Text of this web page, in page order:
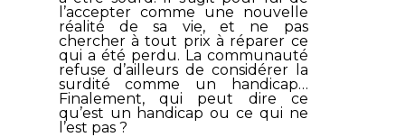
l’accepter comme une nouvelle
réalité de sa vie, et ne pas
chercher à tout prix à réparer ce
qui a été perdu. La communauté
refuse d’ailleurs de considérer la
surdité comme un handicap…
Finalement, qui peut dire ce
qu’est un handicap ou ce qui ne
l’est pas ?